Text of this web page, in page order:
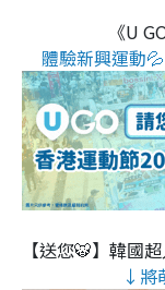
《U
體驗新興運動
【送您🐯】韓國
↓將